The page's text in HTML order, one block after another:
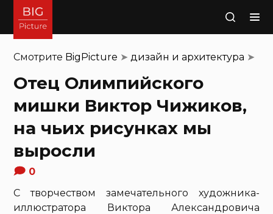
Поиск
Смотрите BigPicture ➤дизайн и архитектура ➤
Отец Олимпийского
мишки Виктор Чижиков,
на чьих рисунках мы
выросли
0
С творчеством замечательного художника-
иллюстратора Виктора Александровича